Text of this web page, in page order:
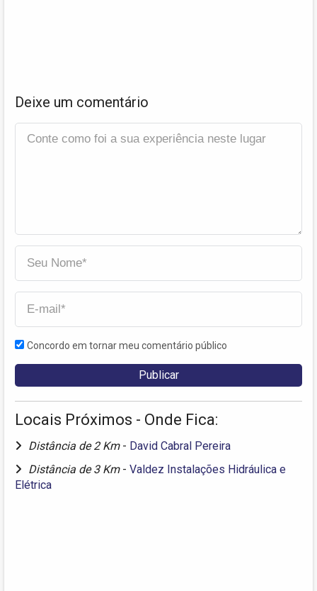
Deixe um comentário
Concordo em tornar meu comentário público
Locais Próximos - Onde Fica:
Distância de 2 Km - David Cabral Pereira
Distância de 3 Km - Valdez Instalações Hidráulica e
Elétrica